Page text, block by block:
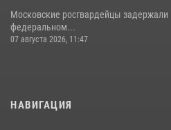
Московские росгвардейцы
федеральном...
07 августа 2026, 11:47
НАВИГАЦИЯ